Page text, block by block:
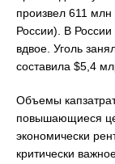
произвел 611
России). В
вдвое. Уголь
составила $5,4
Объемы
повышающиеся
экономически
критически